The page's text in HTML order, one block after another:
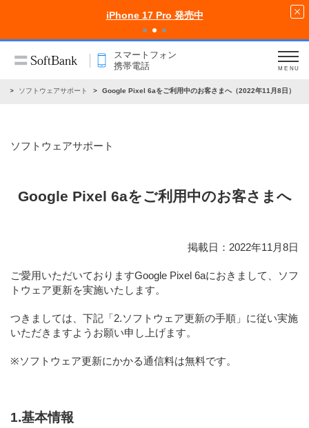
iPhone 17 Pro 発売中
スマートフォン
携帯電話
MENU
ソフトウェアサポート Google Pixel 6aをご利用中のお客さまへ（2022年11月8日）
ソフトウェアサポート
Google Pixel 6aをご利用中のお客さまへ
掲載日：2022年11月8日
ご愛用いただいておりますGoogle Pixel 6aにおきまして、ソフ
トウェア更新を実施いたします。
つきましては、下記 「2.ソフトウェア更新の手順」 に従い実施
いただきますようお願い申し上げます。
※ソフトウェア更新にかかる通信料は無料です。
1.基本情報